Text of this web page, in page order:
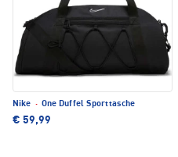
Nike · One Duffel Sporttasche
€ 59,99